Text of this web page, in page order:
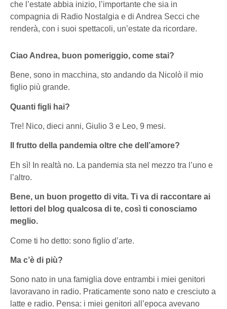
che l’estate abbia inizio, l’importante che sia in
compagnia di Radio Nostalgia e di Andrea Secci che
renderà, con i suoi spettacoli, un’estate da ricordare.
Ciao Andrea, buon pomeriggio, come stai?
Bene, sono in macchina, sto andando da Nicolò il mio
figlio più grande.
Quanti figli hai?
Tre! Nico, dieci anni, Giulio 3 e Leo, 9 mesi.
Il frutto della pandemia oltre che dell’amore?
Eh sì! In realtà no. La pandemia sta nel mezzo tra l’uno e
l’altro.
Bene, un buon progetto di vita. Ti va di raccontare ai
lettori del blog qualcosa di te, così ti conosciamo
meglio.
Come ti ho detto: sono figlio d’arte.
Ma c’è di più?
Sono nato in una famiglia dove entrambi i miei genitori
lavoravano in radio. Praticamente sono nato e cresciuto a
latte e radio. Pensa: i miei genitori all’epoca avevano